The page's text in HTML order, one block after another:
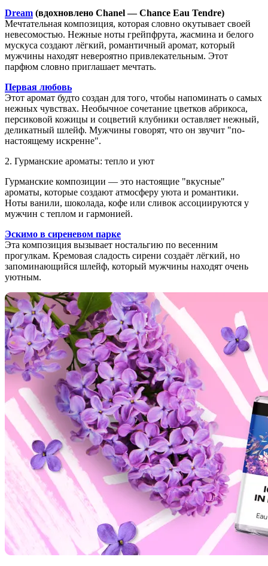
Dream (вдохновлено Chanel — Chance Eau Tendre)
Мечтательная композиция, которая словно окутывает своей
невесомостью. Нежные ноты грейпфрута, жасмина и белого
мускуса создают лёгкий, романтичный аромат, который
мужчины находят невероятно привлекательным. Этот
парфюм словно приглашает мечтать.
Первая любовь
Этот аромат будто создан для того, чтобы напоминать о самых
нежных чувствах. Необычное сочетание цветков абрикоса,
персиковой кожицы и соцветий клубники оставляет нежный,
деликатный шлейф. Мужчины говорят, что он звучит "по-
настоящему искренне".
2. Гурманские ароматы: тепло и уют
Гурманские композиции — это настоящие "вкусные"
ароматы, которые создают атмосферу уюта и романтики.
Ноты ванили, шоколада, кофе или сливок ассоциируются у
мужчин с теплом и гармонией.
Эскимо в сиреневом парке
Эта композиция вызывает ностальгию по весенним
прогулкам. Кремовая сладость сирени создаёт лёгкий, но
запоминающийся шлейф, который мужчины находят очень
уютным.